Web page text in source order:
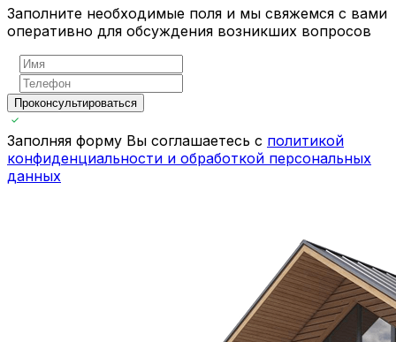
Заполните необходимые поля и мы свяжемся с вами
оперативно для обсуждения возникших вопросов
Проконсультироваться
Заполняя форму Вы соглашаетесь с политикой
конфиденциальности и обработкой персональных
данных